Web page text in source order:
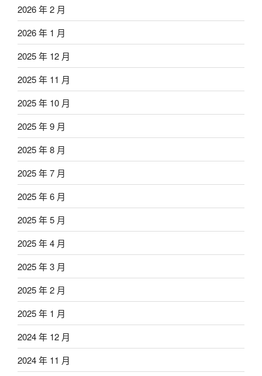
2026 年 2 月
2026 年 1 月
2025 年 12 月
2025 年 11 月
2025 年 10 月
2025 年 9 月
2025 年 8 月
2025 年 7 月
2025 年 6 月
2025 年 5 月
2025 年 4 月
2025 年 3 月
2025 年 2 月
2025 年 1 月
2024 年 12 月
2024 年 11 月